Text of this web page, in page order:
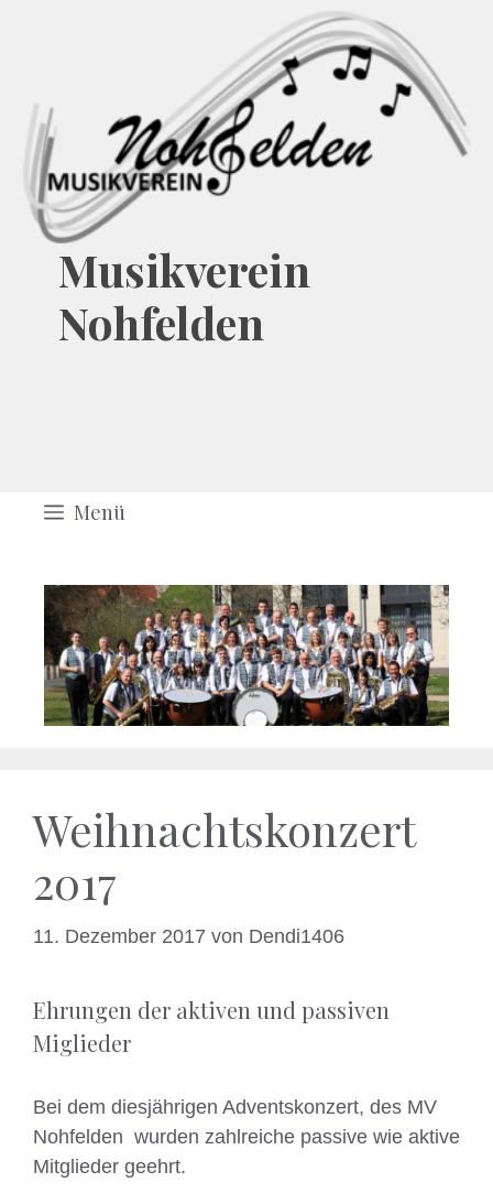
Musikverein
Nohfelden
Menü
Weihnachtskonzert
2017
11. Dezember 2017 von Dendi1406
Ehrungen der aktiven und passiven
Miglieder
Bei dem diesjährigen Adventskonzert, des MV
Nohfelden wurden zahlreiche passive wie aktive
Mitglieder geehrt.